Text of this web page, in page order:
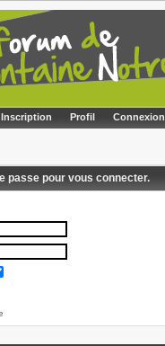
Inscription Profil Connexion
passe pour vous connecter.